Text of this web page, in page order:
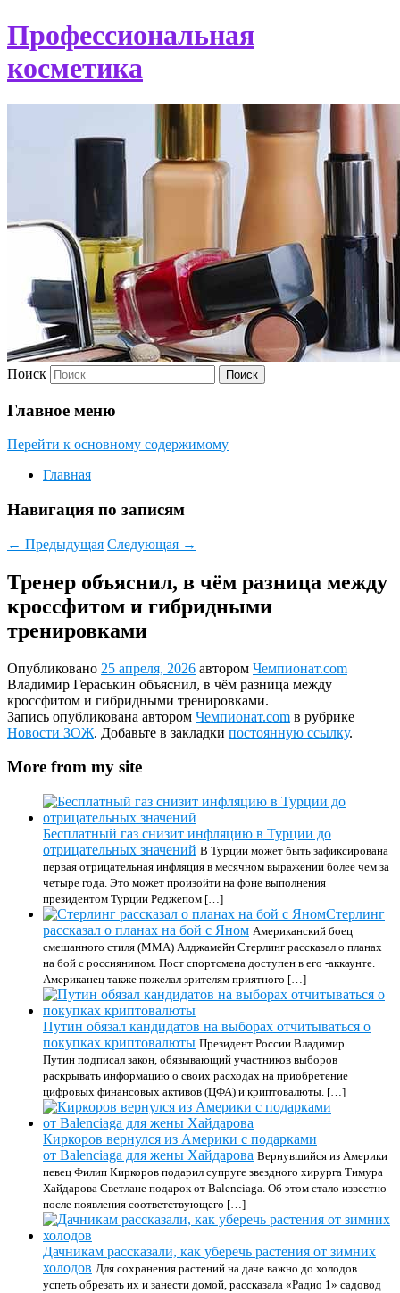
Профессиональная
косметика
Поиск
Главное меню
Перейти к основному содержимому
Главная
Навигация по записям
← Предыдущая Следующая →
Тренер объяснил, в чём разница между
кроссфитом и гибридными
тренировками
Опубликовано 25 апреля, 2026 автором Чемпионат.com
Владимир Гераськин объяснил, в чём разница между
кроссфитом и гибридными тренировками.
Запись опубликована автором Чемпионат.com в рубрике
Новости ЗОЖ. Добавьте в закладки постоянную ссылку.
More from my site
Бесплатный газ снизит инфляцию в Турции до
отрицательных значений В Турции может быть зафиксирована
первая отрицательная инфляция в месячном выражении более чем за
четыре года. Это может произойти на фоне выполнения
президентом Турции Реджепом […]
Стерлинг
рассказал о планах на бой с Яном Американский боец
смешанного стиля (ММА) Алджамейн Стерлинг рассказал о планах
на бой с россиянином. Пост спортсмена доступен в его -аккаунте.
Американец также пожелал зрителям приятного […]
Путин обязал кандидатов на выборах отчитываться о
покупках криптовалюты Президент России Владимир
Путин подписал закон, обязывающий участников выборов
раскрывать информацию о своих расходах на приобретение
цифровых финансовых активов (ЦФА) и криптовалюты. […]
Киркоров вернулся из Америки с подарками
от Balenciaga для жены Хайдарова Вернувшийся из Америки
певец Филип Киркоров подарил супруге звездного хирурга Тимура
Хайдарова Светлане подарок от Balenciaga. Об этом стало известно
после появления соответствующего […]
Дачникам рассказали, как уберечь растения от зимних
холодов Для сохранения растений на даче важно до холодов
успеть обрезать их и занести домой, рассказала «Радио 1» садовод